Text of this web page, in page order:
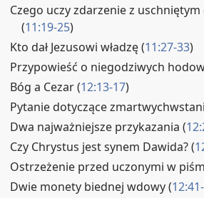
Czego uczy zdarzenie z
(11:19-25)
Kto dał Jezusowi władzę (11:27-33)
Przypowieść o niegodziwych
Bóg a Cezar (12:13-17)
Pytanie dotyczące
Dwa najważniejsze przykazania (
Czy Chrystus jest synem Dawida? (
Ostrzeżenie przed uczonymi w
Dwie monety biednej wdowy (